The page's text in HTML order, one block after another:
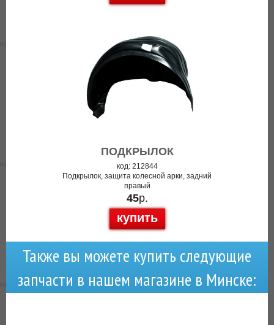
ПОДКРЫЛОК
код: 212844
Подкрылок, защита колесной арки, задний
правый
45р.
купить
Также вы можете купить следующие
запчасти в нашем магазине в Минске: